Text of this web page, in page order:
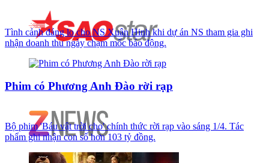
Tình cảnh đáng lo cho NS Xuân Hinh khi dự án NS tham gia ghi
nhận doanh thu ngày chạm mốc báo động.
Phim có Phương Anh Đào rời rạp
Bộ phim 'Báu vật trời cho' chính thức rời rạp vào sáng 1/4. Tác
phẩm ghi nhận con số hơn 103 tỷ đồng.